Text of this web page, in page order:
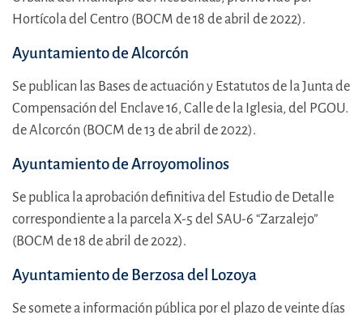
Hortícola del Centro (BOCM de 18 de abril de 2022).
Ayuntamiento de Alcorcón
Se publican las Bases de actuación y Estatutos de la Junta de
Compensación del Enclave 16, Calle de la Iglesia, del PGOU.
de Alcorcón (BOCM de 13 de abril de 2022).
Ayuntamiento de Arroyomolinos
Se publica la aprobación definitiva del Estudio de Detalle
correspondiente a la parcela X-5 del SAU-6 “Zarzalejo”
(BOCM de 18 de abril de 2022).
Ayuntamiento de Berzosa del Lozoya
Se somete a información pública por el plazo de veinte días